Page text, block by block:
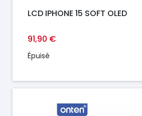
LCD IPHONE 15 SOFT OLED
91,90 €
Épuisé